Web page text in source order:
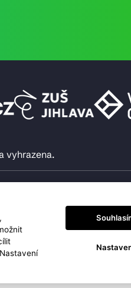
vyhrazena.